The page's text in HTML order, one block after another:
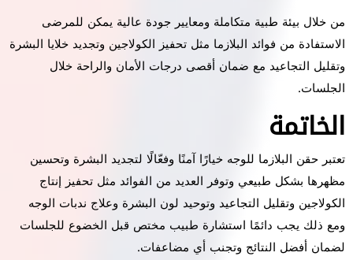
من خلال بيئة طبية متكاملة ومعايير جودة عالية يمكن للمرضى
الاستفادة من فوائد البلازما مثل تحفيز الكولاجين وتجديد خلايا البشرة
وتقليل التجاعيد مع ضمان أقصى درجات الأمان والراحة خلال
الجلسات.
الخاتمة
تعتبر حقن البلازما للوجه خيارًا آمنًا وفعّالًا لتجديد البشرة وتحسين
مظهرها بشكل طبيعي وتوفر العديد من الفوائد مثل تحفيز إنتاج
الكولاجين وتقليل التجاعيد وتوحيد لون البشرة وعلاج ندبات الوجه
ومع ذلك يجب دائمًا استشارة طبيب مختص قبل الخضوع للجلسات
لضمان أفضل النتائج وتجنب أي مضاعفات.